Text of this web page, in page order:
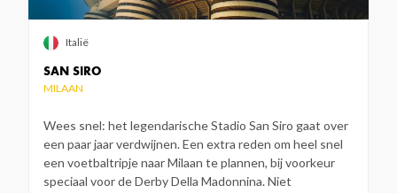
SAN SIRO
MILAAN
Wees snel: het legendarische Stadio San Siro gaat over
een paar jaar verdwijnen. Een extra reden om heel snel
een voetbaltripje naar Milaan te plannen, bij voorkeur
speciaal voor de Derby Della Madonnina. Niet
Italië